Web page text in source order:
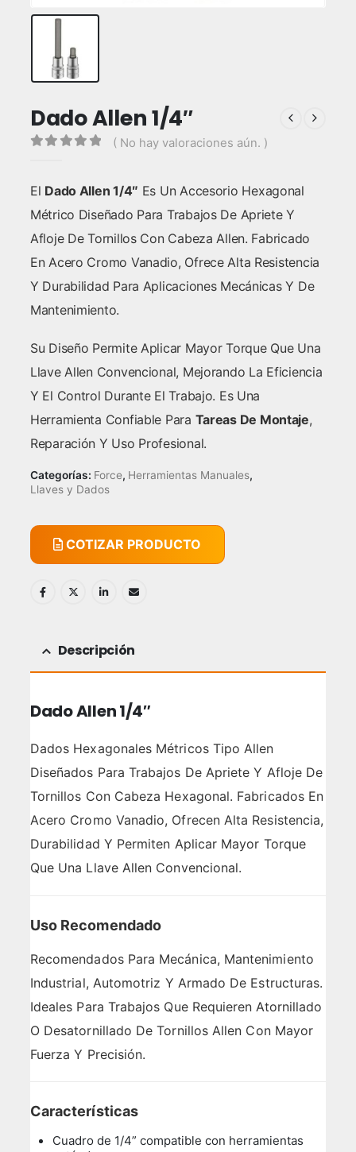
Dado Allen 1/4″
( No hay valoraciones aún. )
El Dado Allen 1/4″ Es Un Accesorio Hexagonal
Métrico Diseñado Para Trabajos De Apriete Y
Afloje De Tornillos Con Cabeza Allen. Fabricado
En Acero Cromo Vanadio, Ofrece Alta Resistencia
Y Durabilidad Para Aplicaciones Mecánicas Y De
Mantenimiento.
Su Diseño Permite Aplicar Mayor Torque Que Una
Llave Allen Convencional, Mejorando La Eficiencia
Y El Control Durante El Trabajo. Es Una
Herramienta Confiable Para Tareas De Montaje,
Reparación Y Uso Profesional.
Categorías: Force, Herramientas Manuales,
Llaves y Dados
COTIZAR PRODUCTO
Descripción
Dado Allen 1/4″
Dados Hexagonales Métricos Tipo Allen
Diseñados Para Trabajos De Apriete Y Afloje De
Tornillos Con Cabeza Hexagonal. Fabricados En
Acero Cromo Vanadio, Ofrecen Alta Resistencia,
Durabilidad Y Permiten Aplicar Mayor Torque
Que Una Llave Allen Convencional.
Uso Recomendado
Recomendados Para Mecánica, Mantenimiento
Industrial, Automotriz Y Armado De Estructuras.
Ideales Para Trabajos Que Requieren Atornillado
O Desatornillado De Tornillos Allen Con Mayor
Fuerza Y Precisión.
Características
Cuadro de 1/4” compatible con herramientas